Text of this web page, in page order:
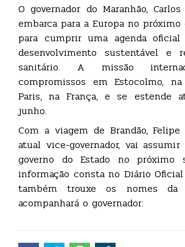
O governador do Maranhão, Carlos
embarca para a Europa no próximo
para cumprir uma agenda
desenvolvimento sustentável e
sanitário. A missão
compromissos em Estocolmo,
Paris, na França, e se estende
junho.
Com a viagem de Brandão, Felipe
atual vice-governador, vai
governo do Estado no próximo
informação consta no Diário Oficial
também trouxe os nomes da
acompanhará o governador.